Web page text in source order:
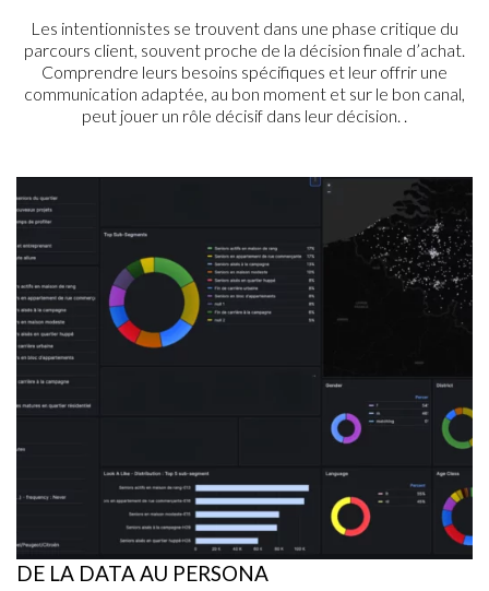
Les intentionnistes se trouvent dans une phase critique du
parcours client, souvent proche de la décision finale d’achat.
Comprendre leurs besoins spécifiques et leur offrir une
communication adaptée, au bon moment et sur le bon canal,
peut jouer un rôle décisif dans leur décision. .
DE LA DATA AU PERSONA